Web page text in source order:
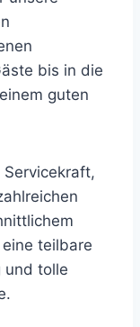
bis in die
guten
teilbare
und tolle